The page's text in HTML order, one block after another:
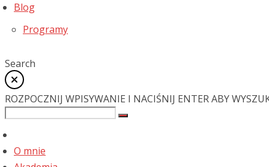
Blog
Programy
Search
ROZPOCZNIJ WPISYWANIE I NACIŚNIJ ENTER ABY
O mnie